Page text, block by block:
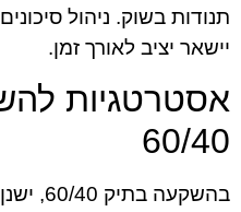
תנודות בשוק. ניהול
יישאר יציב לאורך זמן.
אסטרטגיות
60/40
בהשקעה